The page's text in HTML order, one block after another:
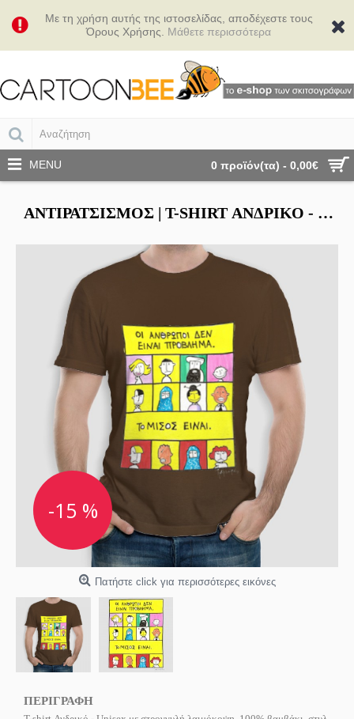
Με τη χρήση αυτής της ιστοσελίδας, αποδέχεστε τους
Όρους Χρήσης. Μάθετε περισσότερα
0 προϊόν(τα) - 0,00€
MENU
ΑΝΤΙΡΑΤΣΙΣΜΌΣ | Τ-SHIRT ΑΝΔΡΙΚΌ - UNISEX
-15 %
Πατήστε click για περισσότερες εικόνες
ΠΕΡΙΓΡΑΦΗ